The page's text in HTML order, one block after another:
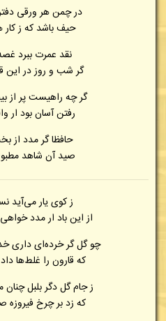
در چمن هر ورقی
حیف باشد که ز کار
نقد عمرت ببرد
گر شب و روز در
گر چه راهیست پر از
رفتن آسان بود ار
حافظا گر مدد از
صید آن شاهد
ز کوی یار می‌آید
از این باد ار مدد
چو گل گر خرده‌ای داری
که قارون را غلط‌ها
ز جام گل دگر بلبل
که زد بر چرخ